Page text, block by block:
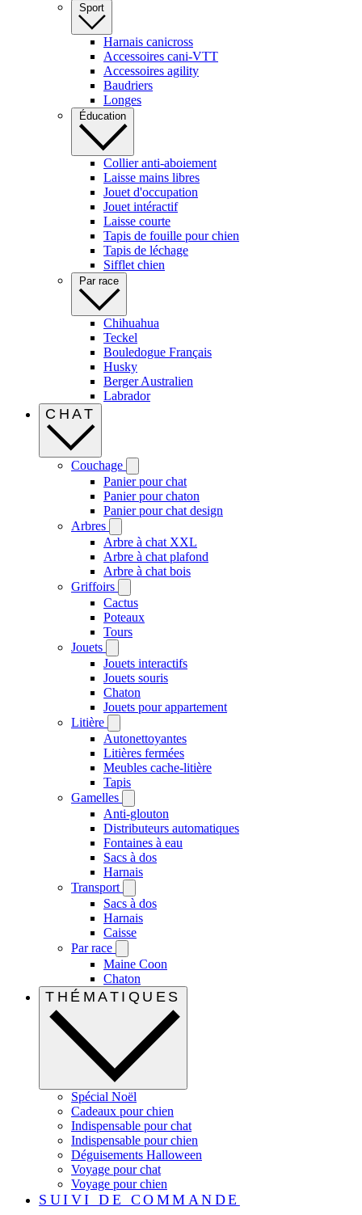
Sport
Harnais canicross
Accessoires cani-VTT
Accessoires agility
Baudriers
Longes
Éducation
Collier anti-aboiement
Laisse mains libres
Jouet d'occupation
Jouet intéractif
Laisse courte
Tapis de fouille pour chien
Tapis de léchage
Sifflet chien
Par race
Chihuahua
Teckel
Bouledogue Français
Husky
Berger Australien
Labrador
CHAT
Couchage
Panier pour chat
Panier pour chaton
Panier pour chat design
Arbres
Arbre à chat XXL
Arbre à chat plafond
Arbre à chat bois
Griffoirs
Cactus
Poteaux
Tours
Jouets
Jouets interactifs
Jouets souris
Chaton
Jouets pour appartement
Litière
Autonettoyantes
Litières fermées
Meubles cache-litière
Tapis
Gamelles
Anti-glouton
Distributeurs automatiques
Fontaines à eau
Sacs à dos
Harnais
Transport
Sacs à dos
Harnais
Caisse
Par race
Maine Coon
Chaton
THÉMATIQUES
Spécial Noël
Cadeaux pour chien
Indispensable pour chat
Indispensable pour chien
Déguisements Halloween
Voyage pour chat
Voyage pour chien
SUIVI DE COMMANDE